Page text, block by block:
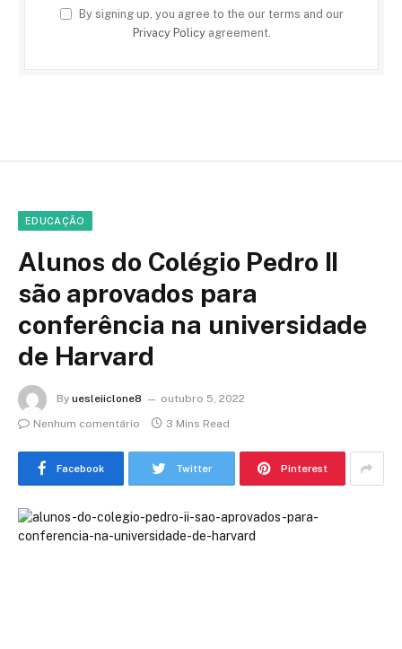
By signing up, you agree to the our terms and our
Privacy Policyagreement.
EDUCAÇÃO
Alunos do Colégio Pedro II
são aprovados para
conferência na universidade
de Harvard
By uesleiiclone8
outubro 5, 2022
Nenhum comentário
3 Mins Read
Facebook Twitter Pinterest